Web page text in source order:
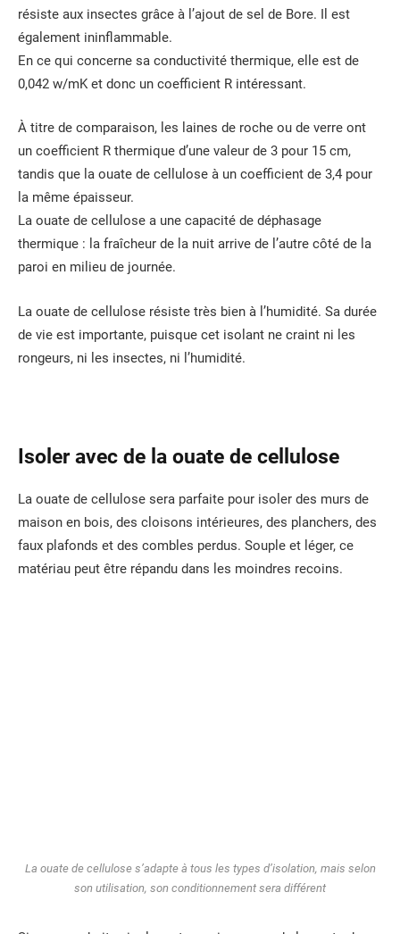
résiste aux insectes grâce à l’ajout de sel de Bore. Il est
également ininflammable.
En ce qui concerne sa conductivité thermique, elle est de
0,042 w/mK et donc un coefficient R intéressant.
À titre de comparaison, les laines de roche ou de verre ont
un coefficient R thermique d’une valeur de 3 pour 15 cm,
tandis que la ouate de cellulose à un coefficient de 3,4 pour
la même épaisseur.
La ouate de cellulose a une capacité de déphasage
thermique : la fraîcheur de la nuit arrive de l’autre côté de la
paroi en milieu de journée.
La ouate de cellulose résiste très bien à l’humidité. Sa durée
de vie est importante, puisque cet isolant ne craint ni les
rongeurs, ni les insectes, ni l’humidité.
Isoler avec de la ouate de cellulose
La ouate de cellulose sera parfaite pour isoler des murs de
maison en bois, des cloisons intérieures, des planchers, des
faux plafonds et des combles perdus. Souple et léger, ce
matériau peut être répandu dans les moindres recoins.
La ouate de cellulose s’adapte à tous les types d’isolation, mais selon
son utilisation, son conditionnement sera différent